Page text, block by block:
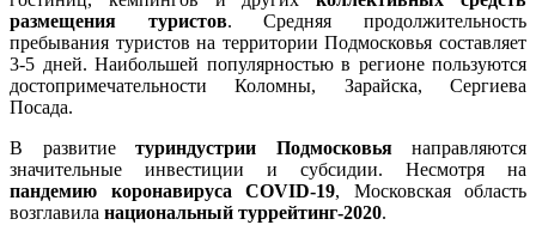
размещения туристов. Средняя продолжительность
пребывания туристов на территории Подмосковья составляет
3-5 дней. Наибольшей популярностью в регионе пользуются
достопримечательности Коломны, Зарайска, Сергиева
Посада.
В развитие туриндустрии Подмосковьянаправляются
значительные инвестиции и субсидии. Несмотря на
пандемию коронавируса COVID-19, Московская область
возглавила национальный туррейтинг-2020.